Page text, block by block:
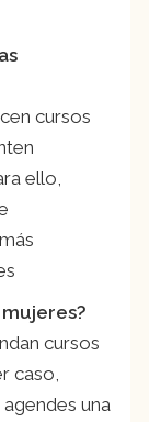
cursos
ello,
cursos
caso,
una